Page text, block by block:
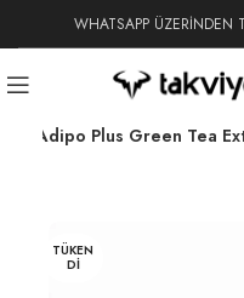
WHATSAPP ÜZERİNDEN
Adipo Plus Green Tea
TÜKEN
DI